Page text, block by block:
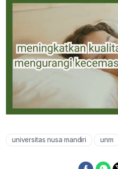
universitas nusa mandiri unm